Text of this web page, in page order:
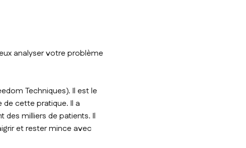
analyser votre problème
Techniques). Il est le
de cette pratique. Il a
des milliers de patients. Il
et rester mince avec